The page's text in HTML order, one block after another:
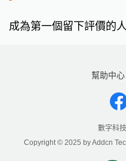
成為第一個留下評價的人
幫助中心
數字科
Copyright © 2025 by Addcn